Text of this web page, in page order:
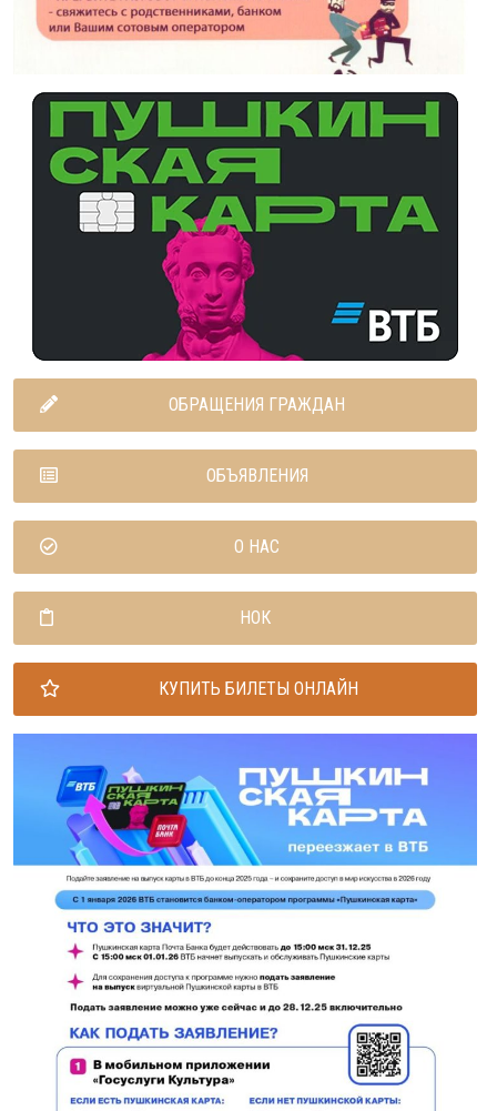
ОБРАЩЕНИЯ ГРАЖДАН
ОБЪЯВЛЕНИЯ
О НАС
НОК
КУПИТЬ БИЛЕТЫ ОНЛАЙН